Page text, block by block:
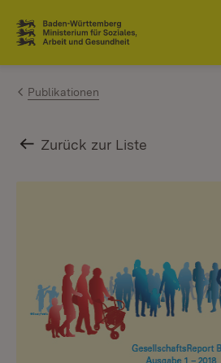
Zum Inhalt springen
Link zur Startseite
Publikationen
Zurück zur Liste